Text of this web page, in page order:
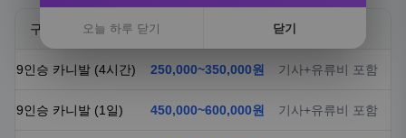
구분
9인승 카니발 (4시간) 250,000~350,000원 기사+유류비 포함
9인승 카니발 (1일) 450,000~600,000원 기사+유류비 포함
오늘 하루 닫기 닫기